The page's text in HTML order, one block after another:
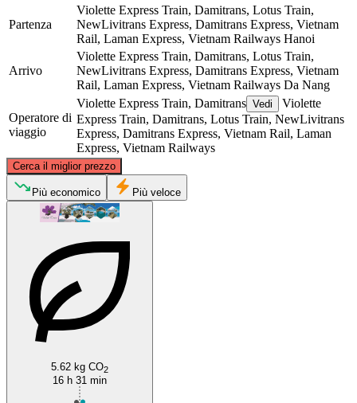
Partenza
Violette Express Train, Damitrans, Lotus Train,
NewLivitrans Express, Damitrans Express, Vietnam
Rail, Laman Express, Vietnam Railways Hanoi
Arrivo
Violette Express Train, Damitrans, Lotus Train,
NewLivitrans Express, Damitrans Express, Vietnam
Rail, Laman Express, Vietnam Railways Da Nang
Operatore di
viaggio
Violette Express Train, Damitrans Vedi
Violette
Express Train, Damitrans, Lotus Train, NewLivitrans
Express, Damitrans Express, Vietnam Rail, Laman
Express, Vietnam Railways
Cerca il miglior prezzo
Hanoi
©CARTO
Più economico Più veloce
5.62 kg CO2
16 h 31 min